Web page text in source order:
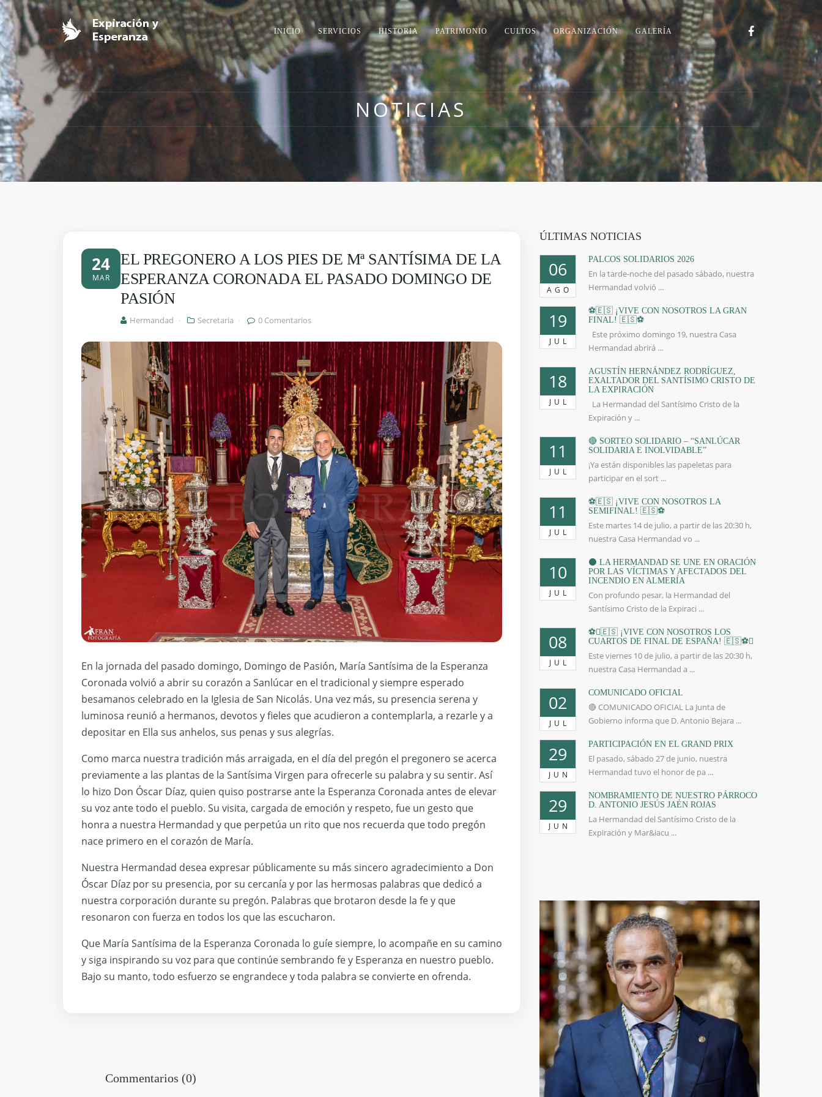
INICIO SERVICIOS HISTORIA PATRIMONIO CULTOS ORGANIZACIÓN GALERÍA
NOTICIAS
24
MAR
EL PREGONERO A LOS PIES DE Mª SANTÍSIMA DE LA
ESPERANZA CORONADA EL PASADO DOMINGO DE
PASIÓN
Hermandad · Secretaria · 0 Comentarios
En la jornada del pasado domingo, Domingo de Pasión, María Santísima de la Esperanza
Coronada volvió a abrir su corazón a Sanlúcar en el tradicional y siempre esperado
besamanos celebrado en la Iglesia de San Nicolás. Una vez más, su presencia serena y
luminosa reunió a hermanos, devotos y fieles que acudieron a contemplarla, a rezarle y a
depositar en Ella sus anhelos, sus penas y sus alegrías.
Como marca nuestra tradición más arraigada, en el día del pregón el pregonero se acerca
previamente a las plantas de la Santísima Virgen para ofrecerle su palabra y su sentir. Así
lo hizo Don Óscar Díaz, quien quiso postrarse ante la Esperanza Coronada antes de elevar
su voz ante todo el pueblo. Su visita, cargada de emoción y respeto, fue un gesto que
honra a nuestra Hermandad y que perpetúa un rito que nos recuerda que todo pregón
nace primero en el corazón de María.
Nuestra Hermandad desea expresar públicamente su más sincero agradecimiento a Don
Óscar Díaz por su presencia, por su cercanía y por las hermosas palabras que dedicó a
nuestra corporación durante su pregón. Palabras que brotaron desde la fe y que
resonaron con fuerza en todos los que las escucharon.
Que María Santísima de la Esperanza Coronada lo guíe siempre, lo acompañe en su camino
y siga inspirando su voz para que continúe sembrando fe y Esperanza en nuestro pueblo.
Bajo su manto, todo esfuerzo se engrandece y toda palabra se convierte en ofrenda.
Commentarios (0)
ÚLTIMAS NOTICIAS
06
AGO
PALCOS SOLIDARIOS 2026
En la tarde-noche del pasado sábado, nuestra
Hermandad volvió ...
19
JUL
⚽🇪🇸 ¡VIVE CON NOSOTROS LA GRAN
FINAL! 🇪🇸⚽
Este próximo domingo 19, nuestra Casa
Hermandad abrirá ...
18
JUL
AGUSTÍN HERNÁNDEZ RODRÍGUEZ,
EXALTADOR DEL SANTÍSIMO CRISTO DE
LA EXPIRACIÓN
La Hermandad del Santísimo Cristo de la
Expiración y ...
11
JUL
🔴 SORTEO SOLIDARIO – “SANLÚCAR
SOLIDARIA E INOLVIDABLE”
¡Ya están disponibles las papeletas para
participar en el sort ...
11
JUL
⚽🇪🇸 ¡VIVE CON NOSOTROS LA
SEMIFINAL! 🇪🇸⚽
Este martes 14 de julio, a partir de las 20:30 h,
nuestra Casa Hermandad vo ...
10
JUL
⚫️ LA HERMANDAD SE UNE EN ORACIÓN
POR LAS VÍCTIMAS Y AFECTADOS DEL
INCENDIO EN ALMERÍA
Con profundo pesar, la Hermandad del
Santísimo Cristo de la Expiraci ...
08
JUL
⚽🇪🇸 ¡VIVE CON NOSOTROS LOS
CUARTOS DE FINAL DE ESPAÑA! 🇪🇸⚽
Este viernes 10 de julio, a partir de las 20:30 h,
nuestra Casa Hermandad a ...
02
JUL
COMUNICADO OFICIAL
🔴 COMUNICADO OFICIAL La Junta de
Gobierno informa que D. Antonio Bejara ...
29
JUN
PARTICIPACIÓN EN EL GRAND PRIX
El pasado, sábado 27 de junio, nuestra
Hermandad tuvo el honor de pa ...
29
JUN
NOMBRAMIENTO DE NUESTRO PÁRROCO
D. ANTONIO JESÚS JAÉN ROJAS
La Hermandad del Santísimo Cristo de la
Expiración y Mar&iacu ...